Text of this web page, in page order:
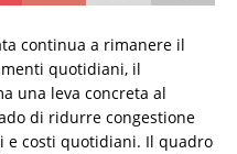
continua a rimanere il
quotidiani, il
una leva concreta al
di ridurre congestione
e costi quotidiani. Il quadro